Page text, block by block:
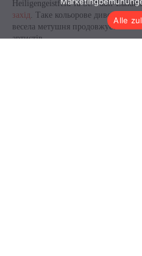
Alle